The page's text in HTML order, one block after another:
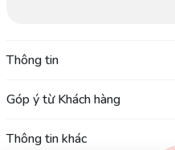
Thông tin
Thông tin khác
Góp ý từ Khách hàng